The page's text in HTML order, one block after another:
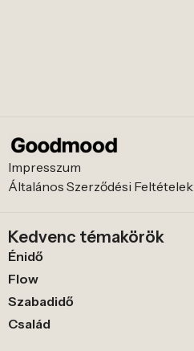
Impresszum
Általános Szerződési Feltételek
Kedvenc témakörök
Énidő
Flow
Szabadidő
Család